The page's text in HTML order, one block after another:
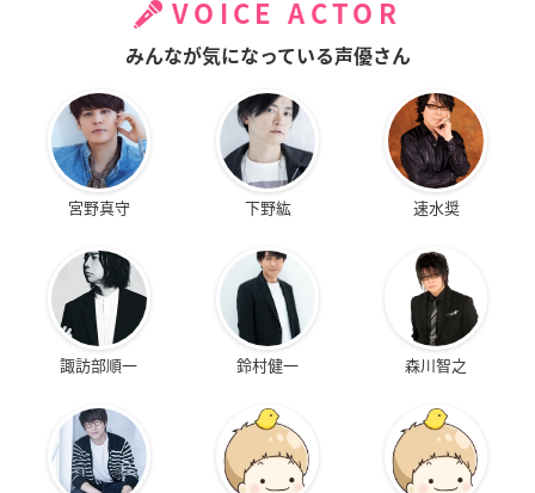
VOICE ACTOR
みんなが気になっている声優さん
宮野真守 下野紘 速水奨
諏訪部順一 鈴村健一 森川智之